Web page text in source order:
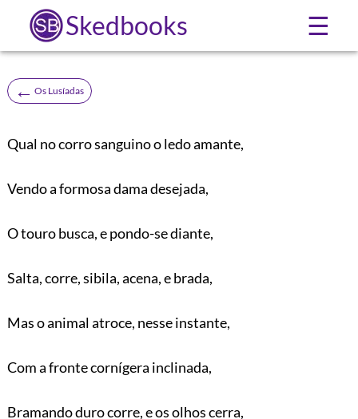
Skedbooks ☰
← Os Lusíadas
Qual no corro sanguino o ledo amante,
Vendo a formosa dama desejada,
O touro busca, e pondo-se diante,
Salta, corre, sibila, acena, e brada,
Mas o animal atroce, nesse instante,
Com a fronte cornígera inclinada,
Bramando duro corre, e os olhos cerra,